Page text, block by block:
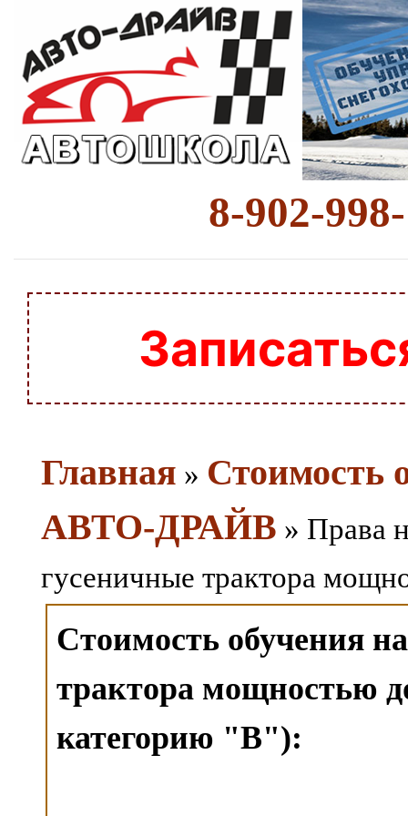
8-902-
Главная » Стоимость
АВТО-ДРАЙВ » Права
гусеничные трактора
Стоимость обучения
трактора мощностью
категорию "B"):